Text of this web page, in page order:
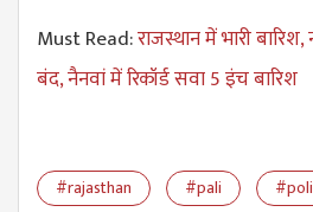
Must Read:राजस्थान में भारी
बंद, नैनवां में रिकॉर्ड सवा 5 इंच बारिश
#rajasthan #pali